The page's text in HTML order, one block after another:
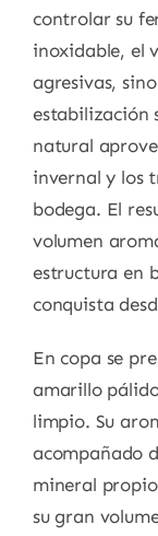
controlar su
inoxidable, el
agresivas,
estabilización
natural
invernal y los
bodega. El
volumen
estructura en
conquista
En copa se
amarillo
limpio. Su
acompañado
mineral
su gran